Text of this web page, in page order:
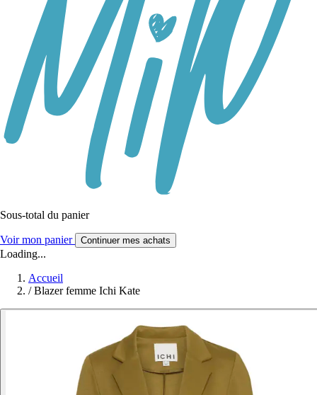
Sous-total du panier
Voir mon panier Continuer mes achats
Loading...
Accueil
/ Blazer femme Ichi Kate